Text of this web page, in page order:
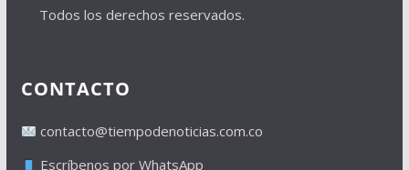
Todos los derechos reservados.
CONTACTO
contacto@tiempodenoticias.com.co
Escríbenos por WhatsApp